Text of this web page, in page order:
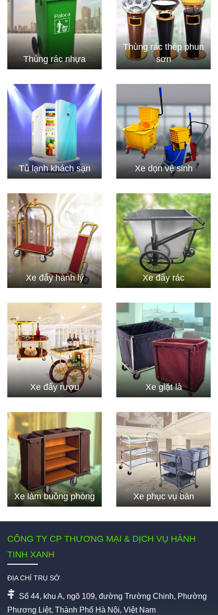
Thùng rác nhựa
Thùng rác thép phun
sơn
Tủ lạnh khách sạn Xe dọn vệ sinh
Xe đẩy hành lý Xe đẩy rác
Xe đẩy rượu Xe giặt là
Xe làm buồng phòng Xe phục vụ bàn
CÔNG TY CP THƯƠNG MẠI & DỊCH VỤ HÀNH
TINH XANH
ĐỊA CHỈ TRỤ SỞ
Số 44, khu A, ngõ 109, đường Trường Chinh, Phường
Phương Liệt, Thành Phố Hà Nội, Việt Nam